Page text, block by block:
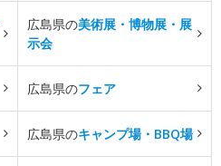
広島県の美術展・博物展・展
示会
広島県のフェア
広島県のキャンプ場・BBQ場